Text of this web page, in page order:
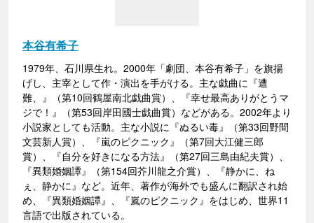
本谷有希子
1979年、石川県生れ。2000年「劇団、本谷有希子」を旗揚
げし、主宰として作・演出を手がける。主な戯曲に『遭
難、』（第10回鶴屋南北戯曲賞）、『幸せ最高ありがとうマ
ジで！』（第53回岸田國士戯曲賞）などがある。2002年より
小説家としても活動。主な小説に『ぬるい毒』（第33回野間
文芸新人賞）、『嵐のピクニック』（第7回大江健三郎
賞）、『自分を好きになる方法』（第27回三島由紀夫賞）、
『異類婚姻譚』（第154回芥川龍之介賞）、『静かに、ね
ぇ、静かに』など。近年、著作が海外でも盛んに翻訳され始
め、『異類婚姻譚』、『嵐のピクニック』をはじめ、世界11
言語で出版されている。